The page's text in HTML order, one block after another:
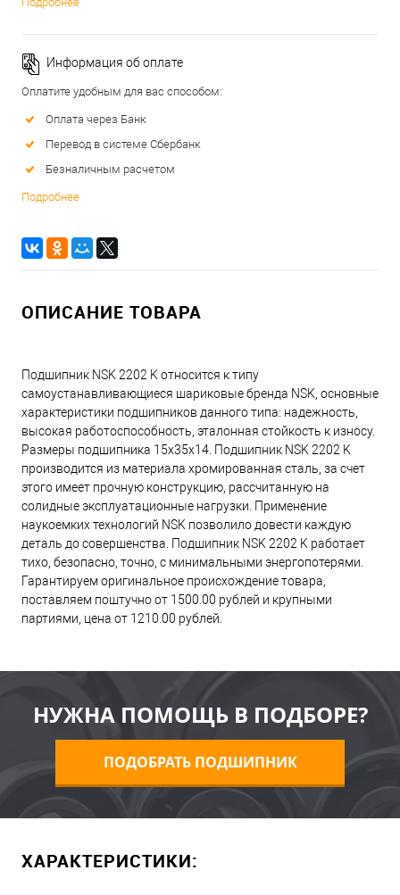
Информация об оплате
Оплатите удобным для вас способом:
Оплата через Банк
Перевод в системе Сбербанк
Безналичным расчетом
Подробнее
ОПИСАНИЕ ТОВАРА
Подшипник NSK 2202 K относится к типу
самоустанавливающиеся шариковые бренда NSK, основные
характеристики подшипников данного типа: надежность,
высокая работоспособность, эталонная стойкость к износу.
Размеры подшипника 15x35x14. Подшипник NSK 2202 K
производится из материала хромированная сталь, за счет
этого имеет прочную конструкцию, рассчитанную на
солидные эксплуатационные нагрузки. Применение
наукоемких технологий NSK позволило довести каждую
деталь до совершенства. Подшипник NSK 2202 K работает
тихо, безопасно, точно, с минимальными энергопотерями.
Гарантируем оригинальное происхождение товара,
поставляем поштучно от 1500.00 рублей и крупными
партиями, цена от 1210.00 рублей.
НУЖНА ПОМОЩЬ В ПОДБОРЕ?
ПОДОБРАТЬ ПОДШИПНИК
ХАРАКТЕРИСТИКИ: